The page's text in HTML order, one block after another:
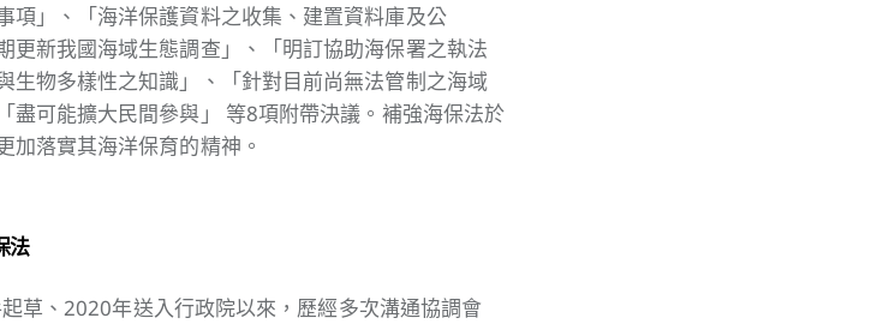
項」、「海洋保護資料之收集、建置資料庫及公
更新我國海域生態調查」、「明訂協助海保署之執法
生物多樣性之知識」、「針對目前尚無法管制之海域
盡可能擴大民間參與」 等8項附帶決議。補強海保法於
加落實其海洋保育的精神。
法
草、2020年送入行政院以來，歷經多次溝通協調會